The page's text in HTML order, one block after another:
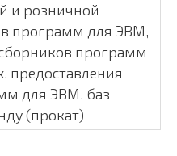
и розничной
программ для ЭВМ,
программ
предоставления
для ЭВМ, баз
(прокат)